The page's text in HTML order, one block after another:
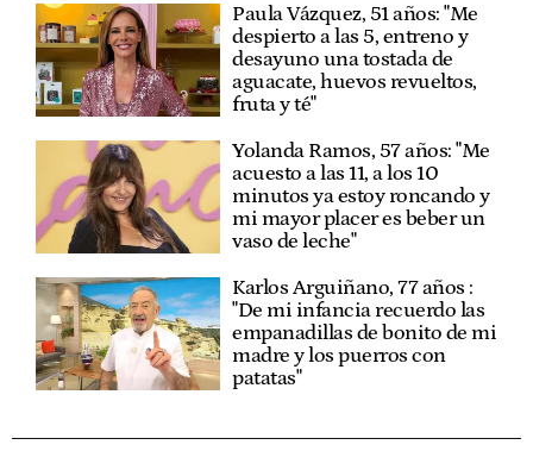
Paula Vázquez, 51 años: "Me
despierto a las 5, entreno y
desayuno una tostada de
aguacate, huevos revueltos,
fruta y té"
Yolanda Ramos, 57 años: "Me
acuesto a las 11, a los 10
minutos ya estoy roncando y
mi mayor placer es beber un
vaso de leche"
Karlos Arguiñano, 77 años :
"De mi infancia recuerdo las
empanadillas de bonito de mi
madre y los puerros con
patatas"